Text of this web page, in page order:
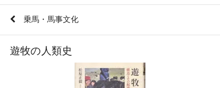
乗馬・馬事文化
遊牧の人類史